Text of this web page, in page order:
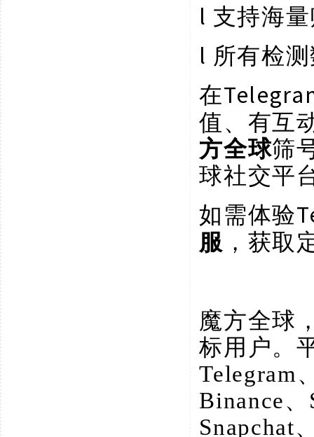
l 支持海
l 所有检
在
值、有互
方全球筛
球社交平
如需体验
服 ，获取
魔方全球
标用户。
Telegram
Binance
Snapchat